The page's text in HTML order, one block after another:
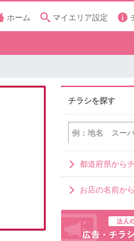
ホーム マイエリア設定
チラシを探す
都道府県から
お店の名前か